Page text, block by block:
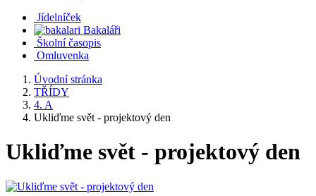
Jídelníček
Bakaláři
Školní časopis
Omluvenka
Úvodní stránka
TŘÍDY
4. A
Ukliďme svět - projektový den
Ukliďme svět - projektový den